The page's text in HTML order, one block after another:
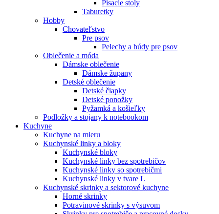
Písacie stoly
Taburetky
Hobby
Chovateľstvo
Pre psov
Pelechy a búdy pre psov
Oblečenie a móda
Dámske oblečenie
Dámske župany
Detské oblečenie
Detské čiapky
Detské ponožky
Pyžamká a košieľky
Podložky a stojany k notebookom
Kuchyne
Kuchyne na mieru
Kuchynské linky a bloky
Kuchynské bloky
Kuchynské linky bez spotrebičov
Kuchynské linky so spotrebičmi
Kuchynské linky v tvare L
Kuchynské skrinky a sektorové kuchyne
Horné skrinky
Potravinové skrinky s výsuvom